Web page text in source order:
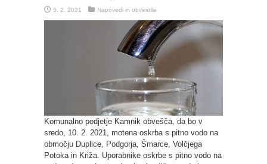
5. 2. 2021 Napovedi in obvestila
Komunalno podjetje Kamnik obvešča, da bo v
sredo, 10. 2. 2021, motena oskrba s pitno vodo na
območju Duplice, Podgorja, Šmarce, Volčjega
Potoka in Križa. Uporabnike oskrbe s pitno vodo na